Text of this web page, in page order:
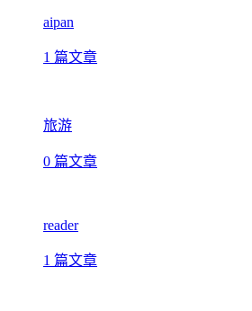
aipan
1 篇文章
旅游
0 篇文章
reader
1 篇文章